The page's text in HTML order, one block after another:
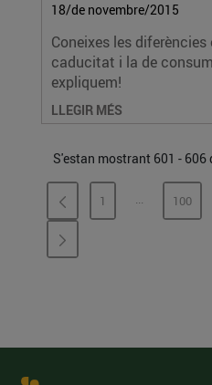
18/de novembre/2015
Coneixes les
caducitat i la de
expliquem!
LLEGIR MÉS
S'estan mostrant 601 - 606
PÀGINA
1 ...PÀGINES
100